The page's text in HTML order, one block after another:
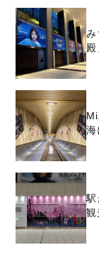
海
観